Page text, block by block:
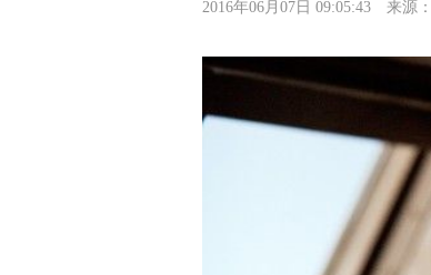
2016年06月07日 09:05:43 来源：